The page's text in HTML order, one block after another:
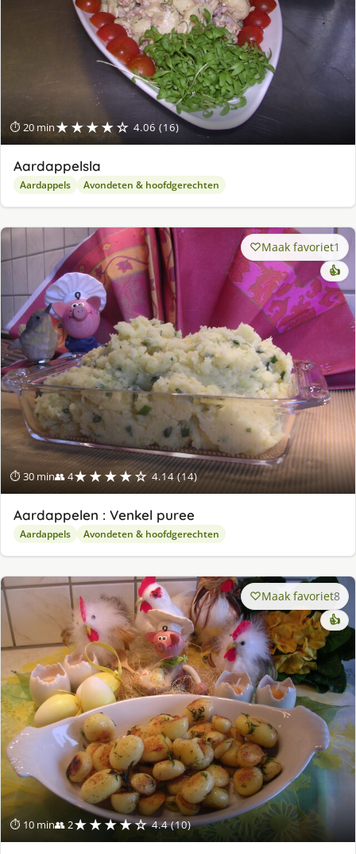
⏱ 20 min★★★★☆ 4.06 (16)
Aardappelsla
Aardappels Avondeten & hoofdgerechten
⏱ 30 min👥 4★★★★☆ 4.14 (14)
Maak favoriet1
👍
Aardappelen : Venkel puree
Aardappels Avondeten & hoofdgerechten
⏱ 10 min👥 2★★★★☆ 4.4 (10)
Maak favoriet8
👍